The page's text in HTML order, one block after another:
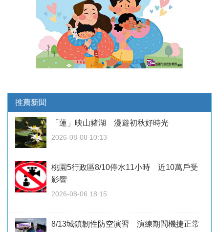
推薦新聞
「蓮」映山豬湖 漫遊初秋好時光
2026-08-08 10:13
桃園5行政區8/10停水11小時 近10萬戶受
影響
2026-08-06 18:15
8/13城鎮韌性防空演習 演練期間機捷正常